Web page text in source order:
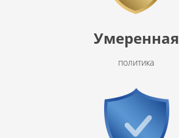
Умеренная
политика